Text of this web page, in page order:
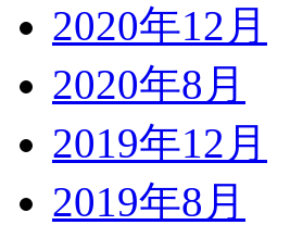
2020年12月
2020年8月
2019年12月
2019年8月